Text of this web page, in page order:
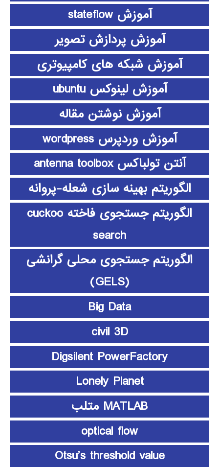
آموزش stateflow
آموزش پردازش تصویر
آموزش شبکه های کامپیوتری
آموزش لینوکس ubuntu
آموزش نوشتن مقاله
آموزش وردپرس wordpress
آنتن تولباکس antenna toolbox
الگوریتم بهینه سازی شعله-پروانه
الگوریتم جستجوی فاخته cuckoo
search
الگوریتم جستجوی محلی گرانشی
(GELS)
Big Data
civil 3D
Digsilent PowerFactory
Lonely Planet
MATLAB متلب
optical flow
Otsu’s threshold value